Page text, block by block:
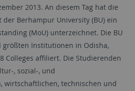
2013. An diesem Tag hat die
Berhampur University (BU) ein
(MoU) unterzeichnet. Die BU
Institutionen in Odisha,
Colleges affiliert. Die Studierenden
, sozial-, und
wirtschaftlichen, technischen und